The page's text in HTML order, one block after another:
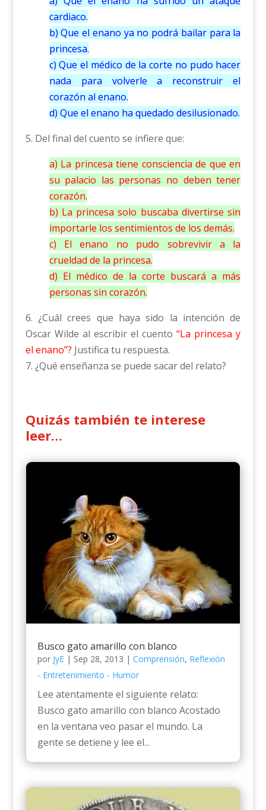
cardiaco.
b) Que el enano ya no podrá bailar para la
princesa.
c) Que el médico de la corte no pudo hacer
nada para volverle a reconstruir el
corazón al enano.
d) Que el enano ha quedado desilusionado.
5. Del final del cuento se infiere que:
a) La princesa tiene consciencia de que en
su palacio las personas no deben tener
corazón.
b) La princesa solo buscaba divertirse sin
importarle los sentimientos de los demás.
c) El enano no pudo sobrevivir a la
crueldad de la princesa.
d) El médico de la corte buscará a más
personas sin corazón.
6. ¿Cuál crees que haya sido la intención de
Oscar Wilde al escribir el cuento“La princesa y
el enano”? Justifica tu respuesta.
7. ¿Qué enseñanza se puede sacar del relato?
Quizás también te interese
leer…
Busco gato amarillo con blanco
por JyE| Sep 28, 2013 | Comprensión, Reflexión
- Entretenimiento - Humor
Lee atentamente el siguiente relato:
Busco gato amarillo con blanco Acostado
en la ventana veo pasar el mundo. La
gente se detiene y lee el...